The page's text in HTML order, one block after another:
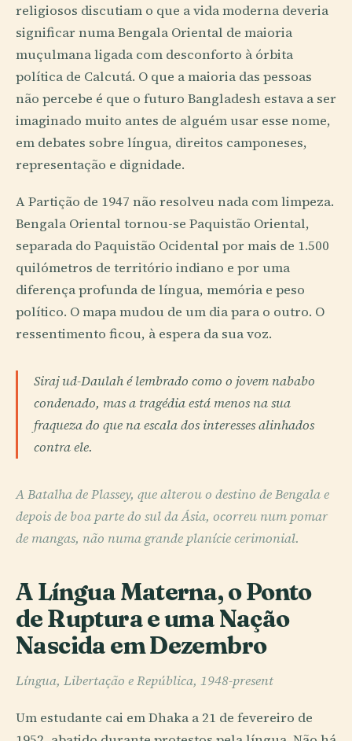
religiosos discutiam o que a vida moderna deveria
significar numa Bengala Oriental de maioria
muçulmana ligada com desconforto à órbita
política de Calcutá. O que a maioria das pessoas
não percebe é que o futuro Bangladesh estava a ser
imaginado muito antes de alguém usar esse nome,
em debates sobre língua, direitos camponeses,
representação e dignidade.
A Partição de 1947 não resolveu nada com limpeza.
Bengala Oriental tornou-se Paquistão Oriental,
separada do Paquistão Ocidental por mais de 1.500
quilómetros de território indiano e por uma
diferença profunda de língua, memória e peso
político. O mapa mudou de um dia para o outro. O
ressentimento ficou, à espera da sua voz.
Siraj ud-Daulah é lembrado como o jovem nababo
condenado, mas a tragédia está menos na sua
fraqueza do que na escala dos interesses alinhados
contra ele.
A Batalha de Plassey, que alterou o destino de Bengala e
depois de boa parte do sul da Ásia, ocorreu num pomar
de mangas, não numa grande planície cerimonial.
A Língua Materna, o Ponto
de Ruptura e uma Nação
Nascida em Dezembro
Língua, Libertação e República, 1948-present
Um estudante cai em Dhaka a 21 de fevereiro de